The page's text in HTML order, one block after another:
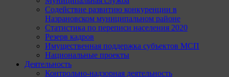
Содействие развитию конкуренции в
Назрановском муниципальном районе
Статистика по переписи населения 2020
Резерв кадров
Имущественная поддержка субъектов МСП
Национальные проекты
Деятельность
Контрольно-надзорная деятельность